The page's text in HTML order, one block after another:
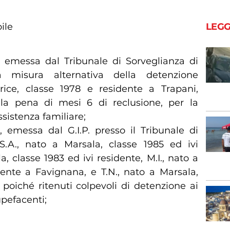
dal Tribunale di Sorveglianza di
misura alternativa della detenzione
classe 1978 e residente a Trapani,
pena di mesi 6 di reclusione, per la
familiare;
emessa dal G.I.P. presso il Tribunale di
nato a Marsala, classe 1985 ed ivi
classe 1983 ed ivi residente, M.I., nato a
a Favignana, e T.N., nato a Marsala,
poiché ritenuti colpevoli di detenzione ai